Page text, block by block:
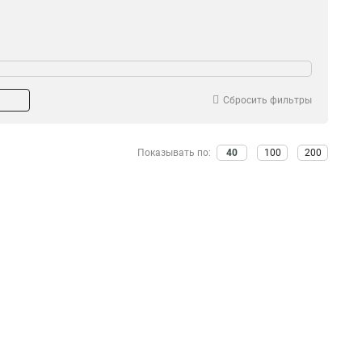
Сбросить фильтры
Показывать по: 40 100 200